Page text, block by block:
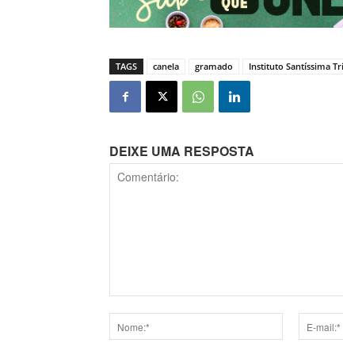
TAGS canela gramado Instituto Santíssima
DEIXE UMA RESPOSTA